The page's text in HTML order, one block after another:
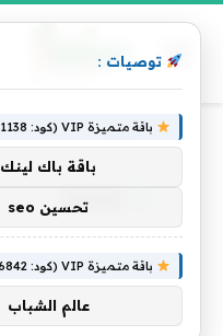
الرئيسية »
Zeno
ZENO
توصيات :
باقة متميزة VIP (كود: AA11138):
باقة باك لينك
تحسين seo
باقة متميزة VIP (كود: AA86842):
عالم الشباب